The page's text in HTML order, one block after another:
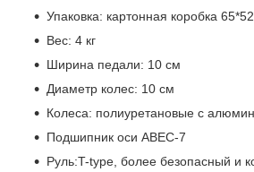
Упаковка: картонная коробка
Вес: 4 кг
Ширина педали: 10 см
Диаметр колес: 10 см
Колеса: полиуретановые с
Подшипник оси ABEC-7
Руль:T-type, более безопасный и